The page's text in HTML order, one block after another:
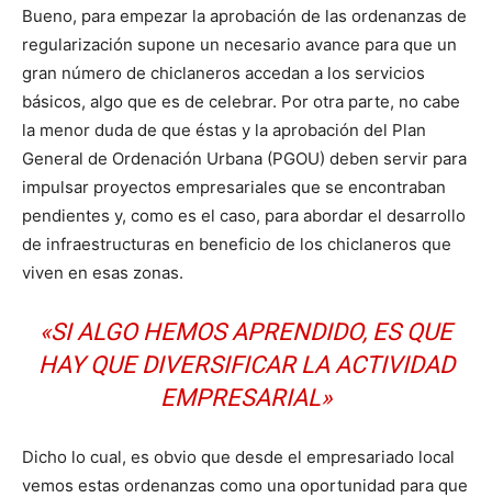
Bueno, para empezar la aprobación de las ordenanzas de
regularización supone un necesario avance para que un
gran número de chiclaneros accedan a los servicios
básicos, algo que es de celebrar. Por otra parte, no cabe
la menor duda de que éstas y la aprobación del Plan
General de Ordenación Urbana (PGOU) deben servir para
impulsar proyectos empresariales que se encontraban
pendientes y, como es el caso, para abordar el desarrollo
de infraestructuras en beneficio de los chiclaneros que
viven en esas zonas.
«SI ALGO HEMOS APRENDIDO, ES QUE
HAY QUE DIVERSIFICAR LA ACTIVIDAD
EMPRESARIAL»
Dicho lo cual, es obvio que desde el empresariado local
vemos estas ordenanzas como una oportunidad para que